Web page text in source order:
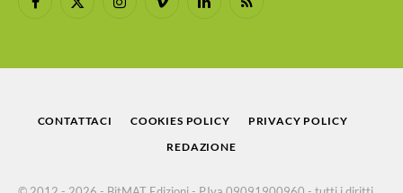
Facebook
X
InstagramVimeo LinkedInRSS
CONTATTACI COOKIES POLICY
PRIVACY POLICY
REDAZIONE